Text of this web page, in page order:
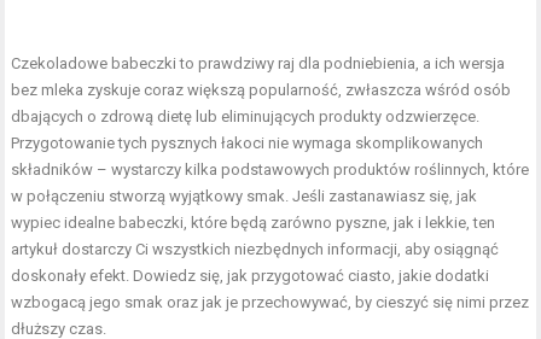
Czekoladowe babeczki to prawdziwy raj dla podniebienia, a ich wersja
bez mleka zyskuje coraz większą popularność, zwłaszcza wśród osób
dbających o zdrową dietę lub eliminujących produkty odzwierzęce.
Przygotowanie tych pysznych łakoci nie wymaga skomplikowanych
składników – wystarczy kilka podstawowych produktów roślinnych, które
w połączeniu stworzą wyjątkowy smak. Jeśli zastanawiasz się, jak
wypiec idealne babeczki, które będą zarówno pyszne, jak i lekkie, ten
artykuł dostarczy Ci wszystkich niezbędnych informacji, aby osiągnąć
doskonały efekt. Dowiedz się, jak przygotować ciasto, jakie dodatki
wzbogacą jego smak oraz jak je przechowywać, by cieszyć się nimi przez
dłuższy czas.